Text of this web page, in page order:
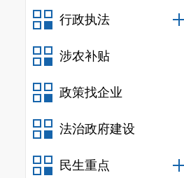
行政执法
涉农补贴
政策找企业
法治政府建设
民生重点